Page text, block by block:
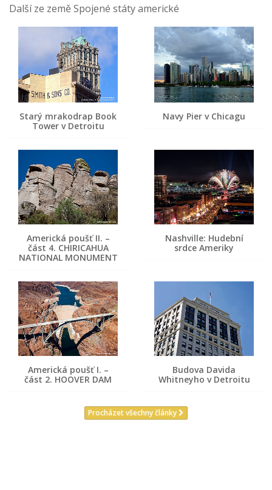
Další ze země Spojené státy americké
Starý mrakodrap Book
Tower v Detroitu
Navy Pier v Chicagu
Americká poušť II. –
část 4. CHIRICAHUA
NATIONAL MONUMENT
Nashville: Hudební
srdce Ameriky
Americká poušť I. –
část 2. HOOVER DAM
Budova Davida
Whitneyho v Detroitu
Procházet všechny články